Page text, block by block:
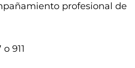
profesional de
911